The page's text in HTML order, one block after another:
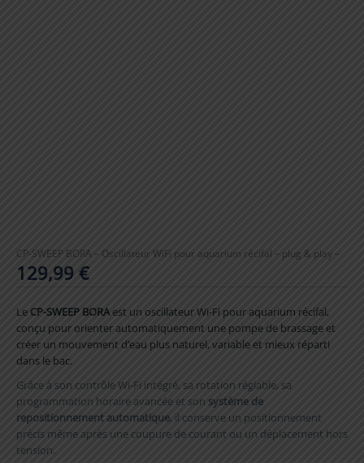
CP-SWEEP BORA – Oscillateur WiFi pour aquarium récifal – plug & play –
129,99 €
Le CP-SWEEP BORAest un oscillateur Wi-Fi pour aquarium récifal,
conçu pour orienter automatiquement une pompe de brassage et
créer un mouvement d’eau plus naturel, variable et mieux réparti
dans le bac.
Grâce à son contrôle Wi-Fi intégré, sa rotation réglable, sa
programmation horaire avancée et son système de
repositionnement automatique, il conserve un positionnement
précis même après une coupure de courant ou un déplacement hors
tension.